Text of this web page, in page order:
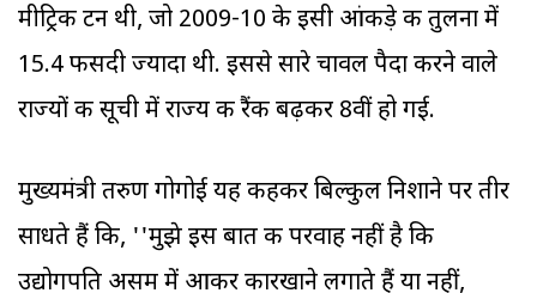
मीट्रिक टन थी, जो 2009-10 के इसी आंकड़े की तुलना में
15.4 फीसदी ज्‍यादा थी. इससे सारे चावल पैदा करने वाले
राज्‍यों की सूची में राज्‍य की रैंक बढ़कर 8वीं हो गई.
मुख्यमंत्री तरुण गोगोई यह कहकर बिल्कुल निशाने पर तीर
साधते हैं कि, ''मुझे इस बात की परवाह नहीं है कि
उद्योगपति असम में आकर कारखाने लगाते हैं या नहीं,